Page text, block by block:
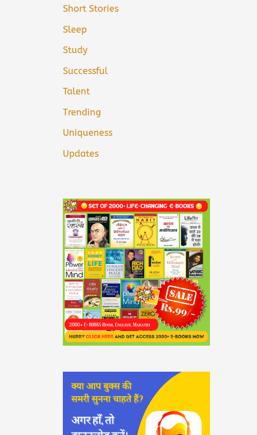
Short Stories
Sleep
Study
Successful
Talent
Trending
Uniqueness
Updates